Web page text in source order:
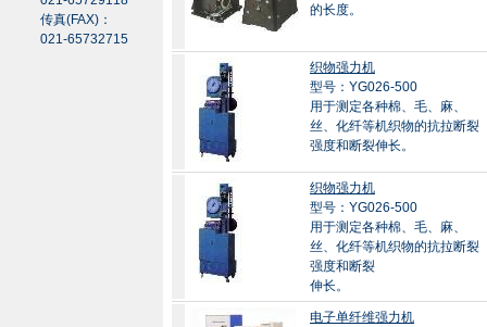
传真(FAX)：
021-65732715
的长度。
织物强力机
型号：YG026-500
用于测定各种棉、毛、麻、
丝、化纤等机织物的抗拉断裂
强度和断裂伸长。
织物强力机
型号：YG026-500
用于测定各种棉、毛、麻、
丝、化纤等机织物的抗拉断裂
强度和断裂
伸长。
电子单纤维强力机